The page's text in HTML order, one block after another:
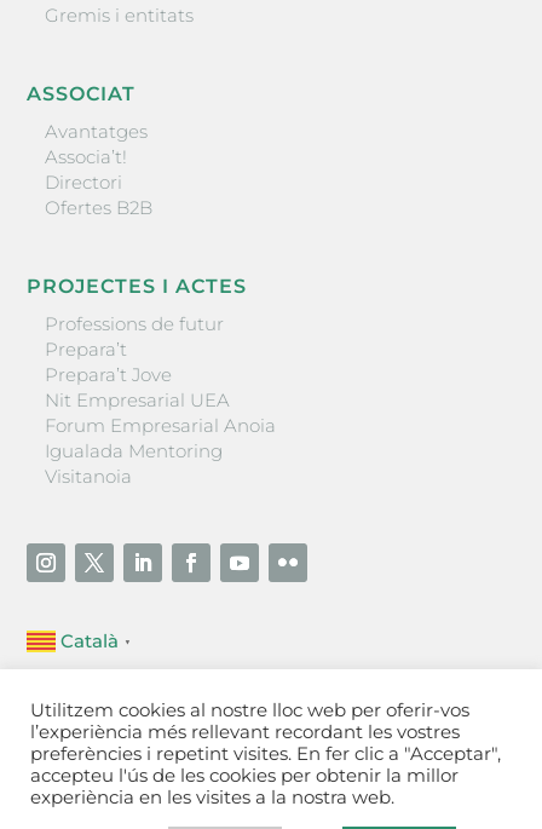
Gremis i entitats
ASSOCIAT
Avantatges
Associa’t!
Directori
Ofertes B2B
PROJECTES I ACTES
Professions de futur
Prepara’t
Prepara’t Jove
Nit Empresarial UEA
Forum Empresarial Anoia
Igualada Mentoring
Visitanoia
Català ▼
Unió Empresarial de l’Anoia (UEA)
Ctra. de Manresa, 131, 08700 – Igualada(Barcelona)
Tel 93 805 22 92
Contactar
Utilitzem cookies al nostre lloc web per oferir-vos
l’experiència més rellevant recordant les vostres
preferències i repetint visites. En fer clic a "Acceptar",
accepteu l'ús de les cookies per obtenir la millor
experiència en les visites a la nostra web.